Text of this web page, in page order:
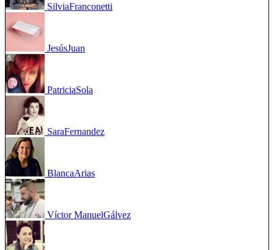
SilviaFranconetti
JesúsJuan
PatriciaSola
SaraFernandez
BlancaArias
Víctor ManuelGálvez